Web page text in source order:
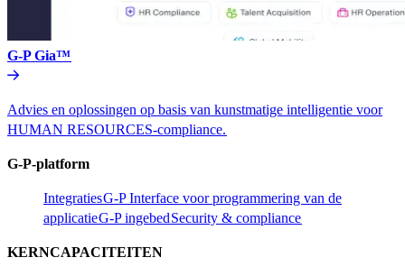
G-P Gia™​​
Advies en oplossingen op basis van kunstmatige intelligentie voor
HUMAN RESOURCES-compliance.​​
G-P-platform​​
Integraties​​G-P Interface voor programmering van de
applicatie​​G-P ingebed​​Security & compliance​​
KERNCAPACITEITEN​​